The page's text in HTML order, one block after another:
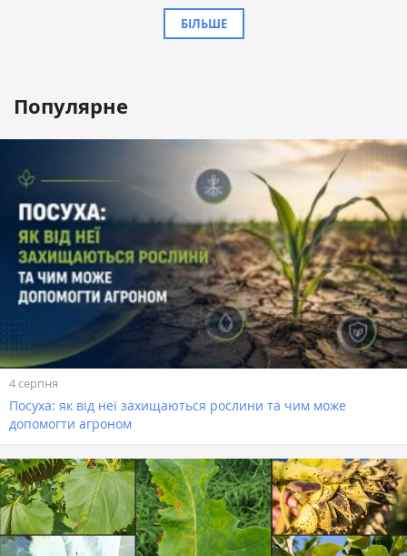
БІЛЬШЕ
Популярне
4 серпня
Посуха: як від неї захищаються рослини та чим може
допомогти агроном